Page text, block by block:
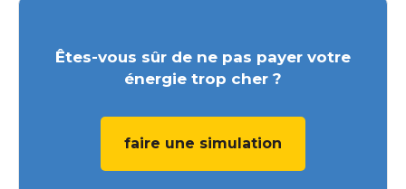
Êtes-vous sûr de ne pas payer votre
énergie trop cher ?
faire une simulation